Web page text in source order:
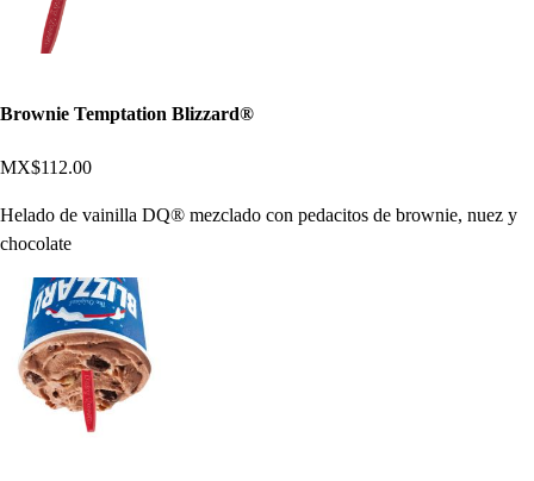
Brownie Temptation Blizzard®
MX$112.00
Helado de vainilla DQ® mezclado con pedacitos de brownie, nuez y
chocolate